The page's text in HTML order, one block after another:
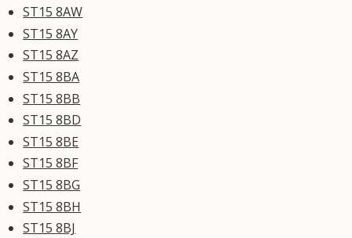
ST15 8AW
ST15 8AY
ST15 8AZ
ST15 8BA
ST15 8BB
ST15 8BD
ST15 8BE
ST15 8BF
ST15 8BG
ST15 8BH
ST15 8BJ